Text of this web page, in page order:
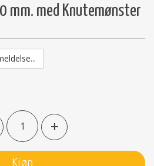
mm. med Knutemønster
+